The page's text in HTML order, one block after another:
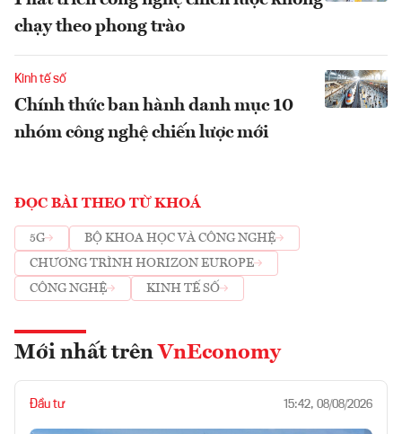
chạy theo phong trào
Kinh tế số
Chính thức ban hành danh mục 10
nhóm công nghệ chiến lược mới
ĐỌC BÀI THEO TỪ KHOÁ
5G
BỘ KHOA HỌC VÀ CÔNG NGHỆ
CHƯƠNG TRÌNH HORIZON EUROPE
CÔNG NGHỆ
KINH TẾ SỐ
Mới nhất trên VnEconomy
Đầu tư 15:42, 08/08/2026